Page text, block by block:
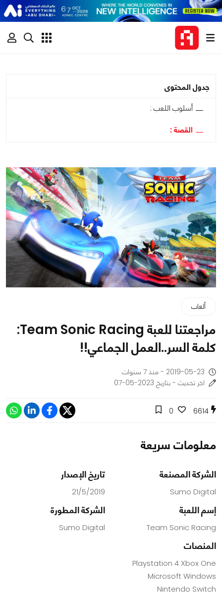
جدول المحتوى
أسلوب اللعب :
القصة :
ألعاب
مراجعتنا للعبة Team Sonic Racing:
كلمة السر..العمل الجماعي!!
2019-05-23 - منذ 7 سنوات
اخر تحديث - بتاريخ 2023-05-07
6614
0
معلومات سريعة
الشركة المصنعة
Sumo Digital
تاريخ الإصدار
21/5/2019
إسم اللعبة
Team Sonic Racing
الشركة المطورة
Sumo Digital
المنصات
Playstation 4 Xbox One
Microsoft Windows
Nintendo Switch